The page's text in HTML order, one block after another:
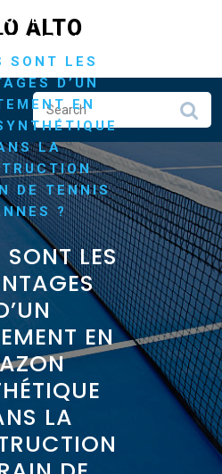
ALTO
/
SONT LES
D’UN
EN
LA
DE TENNIS
?
SONT LES
EN
LA